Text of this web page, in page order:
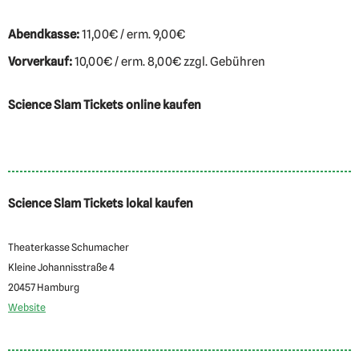
Abendkasse:11,00€ / erm. 9,00€
Vorverkauf:10,00€ / erm. 8,00€ zzgl. Gebühren
Science Slam Tickets online kaufen
Science Slam Tickets lokal kaufen
Theaterkasse Schumacher
Kleine Johannisstraße 4
20457 Hamburg
Website